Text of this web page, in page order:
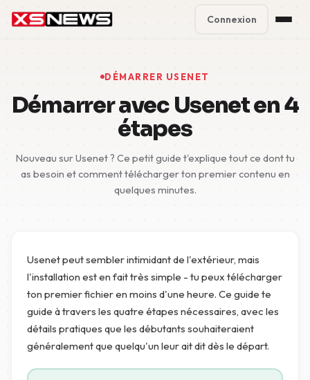
Block Accounts
Contact
Connexion
DÉMARRER USENET
Démarrer avec Usenet en 4
étapes
Nouveau sur Usenet ? Ce petit guide t'explique tout ce dont tu
as besoin et comment télécharger ton premier contenu en
quelques minutes.
Usenet peut sembler intimidant de l'extérieur, mais
l'installation est en fait très simple - tu peux télécharger
ton premier fichier en moins d'une heure. Ce guide te
guide à travers les quatre étapes nécessaires, avec les
détails pratiques que les débutants souhaiteraient
généralement que quelqu'un leur ait dit dès le départ.